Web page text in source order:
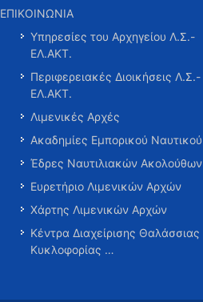
ΕΠΙΚΟΙΝΩΝΙΑ
Υπηρεσίες του Αρχηγείου Λ.Σ.-
ΕΛ.ΑΚΤ.
Περιφερειακές Διοικήσεις Λ.Σ.-
ΕΛ.ΑΚΤ.
Λιμενικές Αρχές
Ακαδημίες Εμπορικού Ναυτικού
Έδρες Ναυτιλιακών Ακολούθων
Ευρετήριο Λιμενικών Αρχών
Χάρτης Λιμενικών Αρχών
Κέντρα Διαχείρισης Θαλάσσιας
Κυκλοφορίας …